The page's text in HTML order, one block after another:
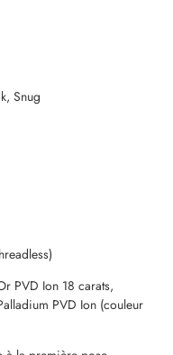
Snug
PVD Ion 18 carats,
PVD Ion (couleur